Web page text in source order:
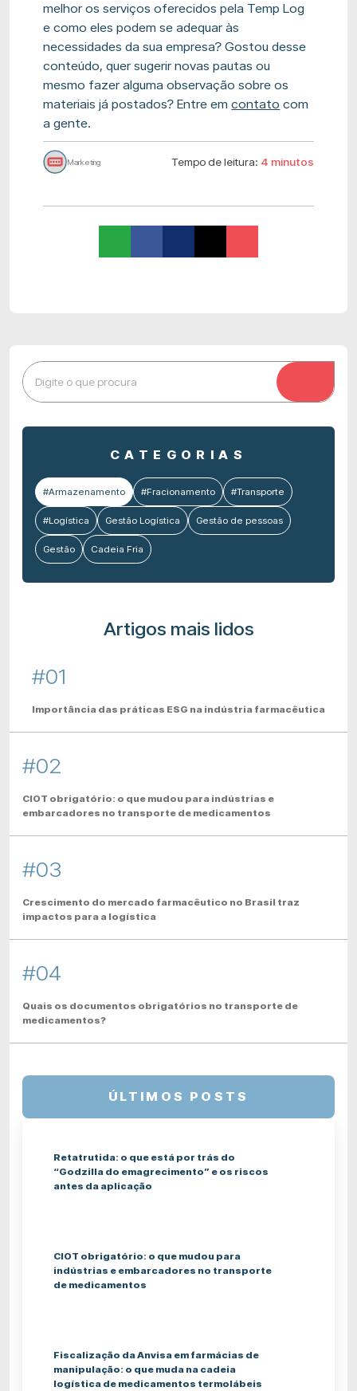
Marketing Tempo de leitura: 4 minutos
melhor os serviços oferecidos pela Temp Log
e como eles podem se adequar às
necessidades da sua empresa? Gostou desse
conteúdo, quer sugerir novas pautas ou
mesmo fazer alguma observação sobre os
materiais já postados? Entre emcontato com
a gente.
CATEGORIAS
#Armazenamento #Fracionamento #Transporte
#Logística Gestão Logística Gestão de pessoas
Gestão Cadeia Fria
Artigos mais lidos
#01
Importância das práticas ESG na indústria farmacêutica
#02
CIOT obrigatório: o que mudou para indústrias e
embarcadores no transporte de medicamentos
#03
Crescimento do mercado farmacêutico no Brasil traz
impactos para a logística
#04
Quais os documentos obrigatórios no transporte de
medicamentos?
ÚLTIMOS POSTS
Retatrutida: o que está por trás do
“Godzilla do emagrecimento” e os riscos
antes da aplicação
CIOT obrigatório: o que mudou para
indústrias e embarcadores no transporte
de medicamentos
Fiscalização da Anvisa em farmácias de
manipulação: o que muda na cadeia
logística de medicamentos termolábeis